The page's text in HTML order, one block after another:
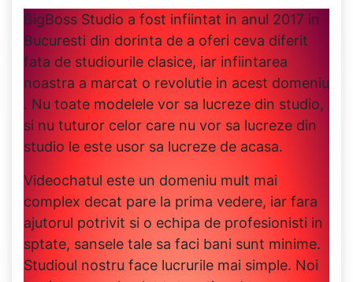
BigBoss Studio a fost infiintat in anul 2017 in
Bucuresti din dorinta de a oferi ceva diferit
fata de studiourile clasice, iar infiintarea
noastra a marcat o revolutie in acest domeniu
. Nu toate modelele vor sa lucreze din studio,
si nu tuturor celor care nu vor sa lucreze din
studio le este usor sa lucreze de acasa.
Videochatul este un domeniu mult mai
complex decat pare la prima vedere, iar fara
ajutorul potrivit si o echipa de profesionisti in
sptate, sansele tale sa faci bani sunt minime.
Studioul nostru face lucrurile mai simple. Noi